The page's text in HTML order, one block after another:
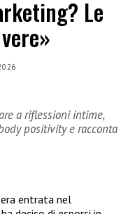
Le
a riflessioni intime,
positivity e racconta
entrata nel